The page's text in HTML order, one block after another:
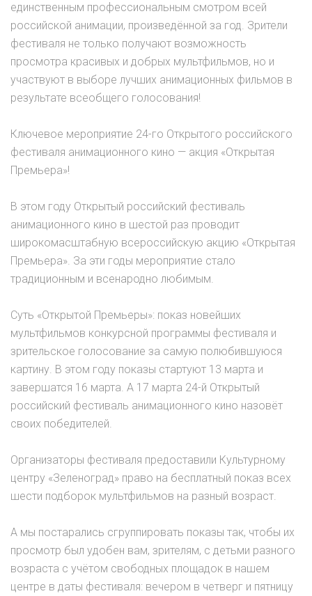
единственным профессиональным смотром всей
российской анимации, произведённой за год. Зрители
фестиваля не только получают возможность
просмотра красивых и добрых мультфильмов, но и
участвуют в выборе лучших анимационных фильмов в
результате всеобщего голосования!
Ключевое мероприятие 24-го Открытого российского
фестиваля анимационного кино — акция «Открытая
Премьера»!
В этом году Открытый российский фестиваль
анимационного кино в шестой раз проводит
широкомасштабную всероссийскую акцию «Открытая
Премьера». За эти годы мероприятие стало
традиционным и всенародно любимым.
Суть «Открытой Премьеры»: показ новейших
мультфильмов конкурсной программы фестиваля и
зрительское голосование за самую полюбившуюся
картину. В этом году показы стартуют 13 марта и
завершатся 16 марта. А 17 марта 24-й Открытый
российский фестиваль анимационного кино назовёт
своих победителей.
Организаторы фестиваля предоставили Культурному
центру «Зеленоград» право на бесплатный показ всех
шести подборок мультфильмов на разный возраст.
А мы постарались сгруппировать показы так, чтобы их
просмотр был удобен вам, зрителям, с детьми разного
возраста с учётом свободных площадок в нашем
центре в даты фестиваля: вечером в четверг и пятницу